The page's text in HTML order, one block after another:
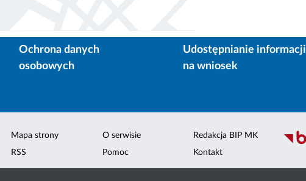
Ochrona danych
osobowych
Udostępnianie informacji
na wniosek
Mapa strony
RSS
O serwisie
Pomoc
Redakcja BIP MK
Kontakt